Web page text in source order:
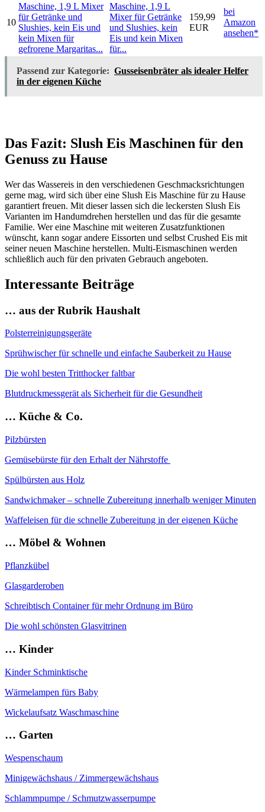
10
Maschine, 1,9 L
Mixer für Getränke
und Slushies, kein
Eis und kein Mixen
für...
159,99
EUR
bei
Amazon
ansehen*
Passend zur Kategorie: Gusseisenbräter als idealer Helfer
in der eigenen Küche
Das Fazit: Slush Eis Maschinen für den
Genuss zu Hause
Wer das Wassereis in den verschiedenen Geschmacksrichtungen
gerne mag, wird sich über eine Slush Eis Maschine für zu Hause
garantiert freuen. Mit dieser lassen sich die leckersten Slush Eis
Varianten im Handumdrehen herstellen und das für die gesamte
Familie. Wer eine Maschine mit weiteren Zusatzfunktionen
wünscht, kann sogar andere Eissorten und selbst Crushed Eis mit
seiner neuen Maschine herstellen. Multi-Eismaschinen werden
schließlich auch für den privaten Gebrauch angeboten.
Interessante Beiträge
… aus der Rubrik Haushalt
Polsterreinigungsgeräte
Sprühwischer für schnelle und einfache Sauberkeit zu Hause
Die wohl besten Tritthocker faltbar
Blutdruckmessgerät als Sicherheit für die Gesundheit
… Küche & Co.
Pilzbürsten
Gemüsebürste für den Erhalt der Nährstoffe
Spülbürsten aus Holz
Sandwichmaker – schnelle Zubereitung innerhalb weniger Minuten
Waffeleisen für die schnelle Zubereitung in der eigenen Küche
… Möbel & Wohnen
Pflanzkübel
Glasgarderoben
Schreibtisch Container für mehr Ordnung im Büro
Die wohl schönsten Glasvitrinen
… Kinder
Kinder Schminktische
Wärmelampen fürs Baby
Wickelaufsatz Waschmaschine
… Garten
Wespenschaum
Minigewächshaus / Zimmergewächshaus
Schlammpumpe / Schmutzwasserpumpe